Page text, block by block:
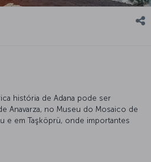
história de Adana pode ser
Anavarza, no Museu do Mosaico de
e em Taşköprü, onde importantes
Maravilhosas atrações naturais